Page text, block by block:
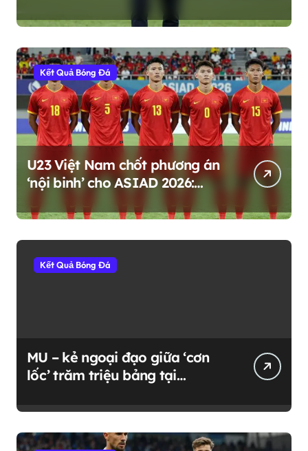
Kết Quả Bóng Đá
U23 Việt Nam chốt phương án
‘nội binh’ cho ASIAD 2026:
hạn?
Kết Quả Bóng Đá
MU – kẻ ngoại đạo giữa ‘cơn
lốc’ trăm triệu bảng tại